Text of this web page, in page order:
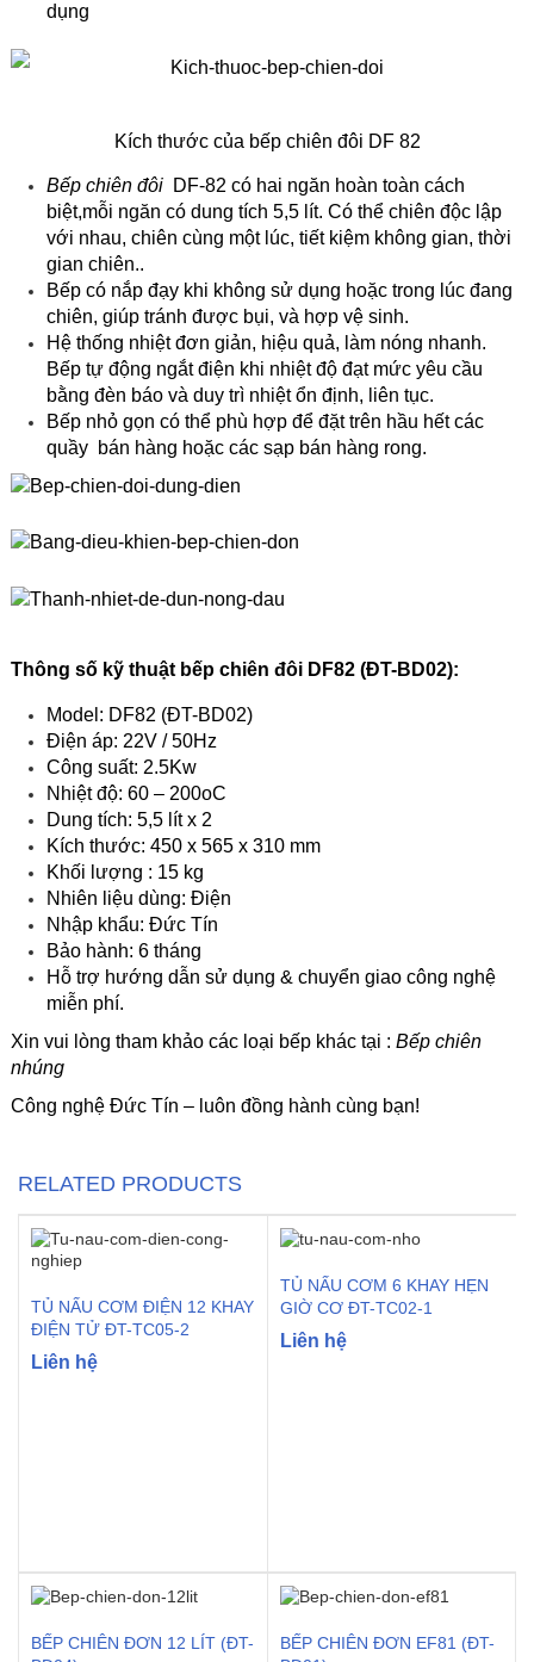
dụng
Kích thước của bếp chiên đôi DF 82
Bếp chiên đôiDF-82 có hai ngăn hoàn toàn cách
biệt,mỗi ngăn có dung tích 5,5 lít. Có thể chiên độc lập
với nhau, chiên cùng một lúc, tiết kiệm không gian, thời
gian chiên..
Bếp có nắp đạy khi không sử dụng hoặc trong lúc đang
chiên, giúp tránh được bụi, và hợp vệ sinh.
Hệ thống nhiệt đơn giản, hiệu quả, làm nóng nhanh.
Bếp tự động ngắt điện khi nhiệt độ đạt mức yêu cầu
bằng đèn báo và duy trì nhiệt ổn định, liên tục.
Bếp nhỏ gọn có thể phù hợp để đặt trên hầu hết các
quầy bán hàng hoặc các sạp bán hàng rong.
Thông số kỹ thuật bếp chiên đôi DF82 (ĐT-BD02):
Model: DF82 (ĐT-BD02)
Điện áp: 22V / 50Hz
Công suất: 2.5Kw
Nhiệt độ: 60 – 200oC
Dung tích: 5,5 lít x 2
Kích thước: 450 x 565 x 310 mm
Khối lượng : 15 kg
Nhiên liệu dùng: Điện
Nhập khẩu: Đức Tín
Bảo hành: 6 tháng
Hỗ trợ hướng dẫn sử dụng & chuyển giao công nghệ
miễn phí.
Xin vui lòng tham khảo các loại bếp khác tại : Bếp chiên
nhúng
Công nghệ Đức Tín – luôn đồng hành cùng bạn!
RELATED PRODUCTS
TỦ NẤU CƠM ĐIỆN 12 KHAY
ĐIỆN TỬ ĐT-TC05-2
Liên hệ
TỦ NẤU CƠM 6 KHAY HẸN
GIỜ CƠ ĐT-TC02-1
Liên hệ
BẾP CHIÊN ĐƠN 12 LÍT (ĐT-
BẾP CHIÊN ĐƠN EF81 (ĐT-